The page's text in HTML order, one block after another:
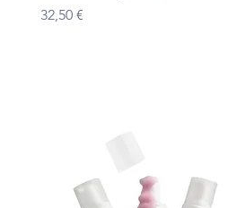
Cena
32,50 €